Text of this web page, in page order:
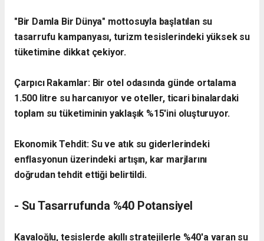
​"Bir Damla Bir Dünya" mottosuyla başlatılan su
tasarrufu kampanyası, turizm tesislerindeki yüksek su
tüketimine dikkat çekiyor.
Çarpıcı Rakamlar: Bir otel odasında günde ortalama
1.500 litre su harcanıyor ve oteller, ticari binalardaki
toplam su tüketiminin yaklaşık %15'ini oluşturuyor.
Ekonomik Tehdit: Su ve atık su giderlerindeki
enflasyonun üzerindeki artışın, kar marjlarını
doğrudan tehdit ettiği belirtildi.
​- Su Tasarrufunda %40 Potansiyel
​Kavaloğlu, tesislerde akıllı stratejilerle %40'a varan su